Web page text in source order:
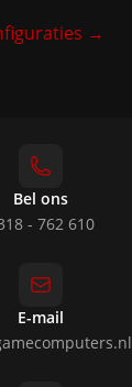
→
Bel ons
- 762 610
E-mail